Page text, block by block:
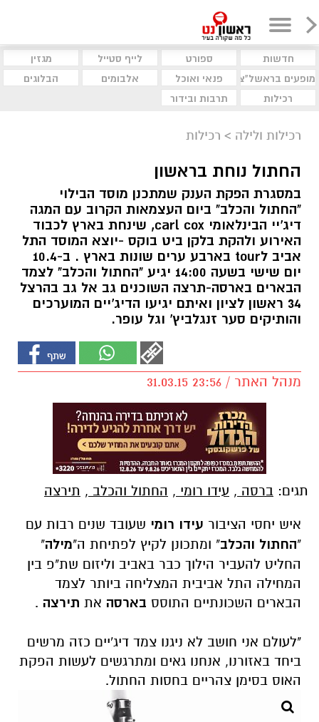
חדשות ספורט לייף סטייל
מגזין
מופעים בראשל"צ
פנאי ואוכל אלבומים
הבלוגים
רכילות
תרבות ובידור
רכילות ולילה > רכילות
החתול נוחת בראשון
במסגרת הפקת הענק שמתכנן מוסד הבילוי
"החתול והכלב" ביום העצמאות הקרוב עם המגה
דיג'יי הבינלאומי carl cox, שינחת בארץ לכבוד
האירוע ולהקת בלקן ביט בוקס -יוצא המוסד התל
אביב לtour בארבע ערים שונות בארץ . ב-10.4
יום שישי בשעה 14:00 יגיע "החתול והכלב" לצמד
הבארים בארסה-תרצה השוכנים גב אל גב בהרצל
34 ראשון לציון ואיתם יגיעו הדיג'יים המוערכים
והותיקים סער זנגלביץ' וגל עופר.
מנהל האתר / 23:56 31.03.15
תגים: ברסה , עידו רומי , החתול והכלב , תירצה
איש יחסי הציבור עידו רומי שעובד שנים רבות עם
"החתול והכלב" ומתכונן לקיץ לפתיחת ה"מילה"
החליט להעביר הילוך כבר באביב וליזום שת"פ בין
המחילה התל אביבית המצליחה ביותר לצמד
הבארים השכונתיים התוסס בארסה את תירצה .
"לעולם אני חושב לא ניגנו צמד דיג'יים כזה מרשים
ביחד באזורנו, אנחנו גאים ומתרגשים לעשות הפקת
האוס בסימן צהריים בחסות החתול.